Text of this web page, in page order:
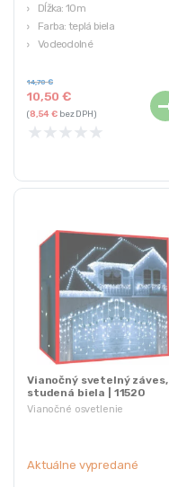
Dĺžka: 10m
Farba: teplá biela
Vodeodolné
10,50€
14,70€
(8,54€ bez DPH)
★ ★ ★ ★ ★
Vianočné osvetlenie
Vianočný svetelný záves,
studená biela | 11520
Aktuálne vypredané